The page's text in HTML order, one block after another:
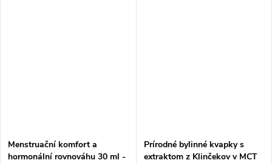
Menstruační komfort a
hormonální rovnováhu 30 ml -
Prírodné bylinné kvapky s
extraktom z Klinčekov v MCT